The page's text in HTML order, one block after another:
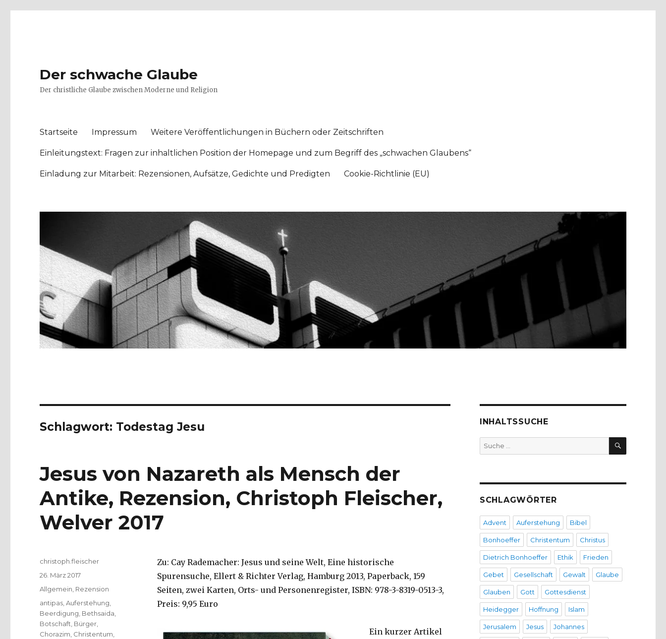
Der schwache Glaube
Der christliche Glaube zwischen Moderne und Religion
Startseite Impressum Weitere Veröffentlichungen in Büchern oder Zeitschriften
Einleitungstext: Fragen zur inhaltlichen Position der Homepage und zum Begriff des „schwachen Glaubens“
Einladung zur Mitarbeit: Rezensionen, Aufsätze, Gedichte und Predigten Cookie-Richtlinie (EU)
Schlagwort: Todestag Jesu
Jesus von Nazareth als Mensch der
Antike, Rezension, Christoph Fleischer,
Welver 2017
Zu: Cay Rademacher: Jesus und seine Welt, Eine historische
Spurensuche, Ellert & Richter Verlag, Hamburg 2013, Paperback, 159
Seiten, zwei Karten, Orts- und Personenregister, ISBN: 978-3-8319-0513-3,
Preis: 9,95 Euro
Ein kurzer Artikel
Autor
christoph.fleischer
Veröffentlicht
am
26. März 2017
Kategorien
Allgemein Rezension
Schlagwörter
antipas ,Auferstehung
Beerdigung Bethsaida
Botschaft Bürger
Chorazim Christentum
INHALTSSUCHE
Suche
nach:
SUCHEN
SCHLAGWÖRTER
Advent Auferstehung Bibel
Bonhoeffer Christentum Christus
Dietrich Bonhoeffer Ethik Frieden
Gebet Gesellschaft Gewalt Glaube
Glauben Gott Gottesdienst
Heidegger Hoffnung Islam
Jerusalem Jesus Johannes